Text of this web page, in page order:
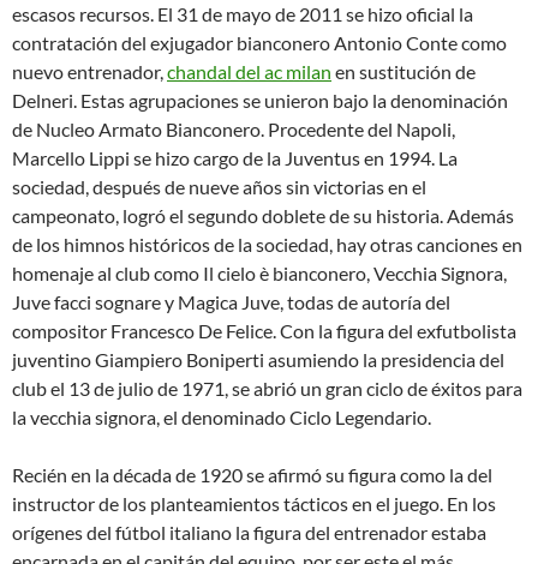
escasos recursos. El 31 de mayo de 2011 se hizo oficial la
contratación del exjugador bianconero Antonio Conte como
nuevo entrenador,chandal del ac milan en sustitución de
Delneri. Estas agrupaciones se unieron bajo la denominación
de Nucleo Armato Bianconero. Procedente del Napoli,
Marcello Lippi se hizo cargo de la Juventus en 1994. La
sociedad, después de nueve años sin victorias en el
campeonato, logró el segundo doblete de su historia. Además
de los himnos históricos de la sociedad, hay otras canciones en
homenaje al club como Il cielo è bianconero, Vecchia Signora,
Juve facci sognare y Magica Juve, todas de autoría del
compositor Francesco De Felice. Con la figura del exfutbolista
juventino Giampiero Boniperti asumiendo la presidencia del
club el 13 de julio de 1971, se abrió un gran ciclo de éxitos para
la vecchia signora, el denominado Ciclo Legendario.
Recién en la década de 1920 se afirmó su figura como la del
instructor de los planteamientos tácticos en el juego. En los
orígenes del fútbol italiano la figura del entrenador estaba